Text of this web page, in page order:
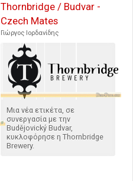
Thornbridge / Budvar -
Czech Mates
Γιώργος Ιορδανίδης
Μια νέα ετικέτα, σε
συνεργασία με την
Budějovický Budvar,
κυκλοφόρησε η Thornbridge
Brewery.